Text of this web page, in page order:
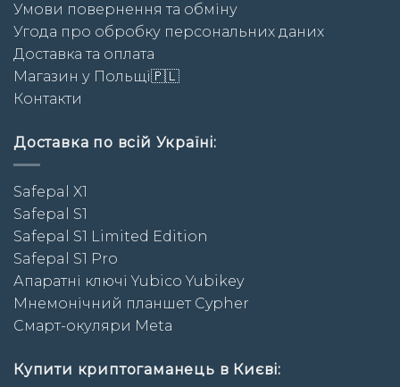
Умови повернення та обміну
Угода про обробку персональних даних
Доставка та оплата
Магазин у Польщі🇵🇱
Контакти
Доставка по всій Україні:
Safepal X1
Safepal S1
Safepal S1 Limited Edition
Safepal S1 Pro
Апаратні ключі Yubico Yubikey
Мнемонічний планшет Cypher
Смарт-окуляри Meta
Купити криптогаманець в Києві: